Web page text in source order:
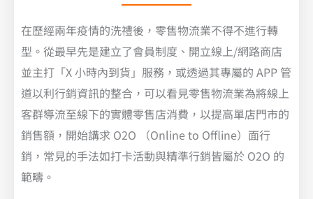
在歷經兩年疫情的洗禮後，零售物流業不得不進行轉
型。從最早先是建立了會員制度、開立線上/網路商店
並主打「X 小時內到貨」服務，或透過其專屬的 APP 管
道以利行銷資訊的整合，可以看見零售物流業為將線上
客群導流至線下的實體零售店消費，以提高單店門市的
銷售額，開始講求 O2O （Online to Offline）面行
銷，常見的手法如打卡活動與精準行銷皆屬於 O2O 的
範疇。